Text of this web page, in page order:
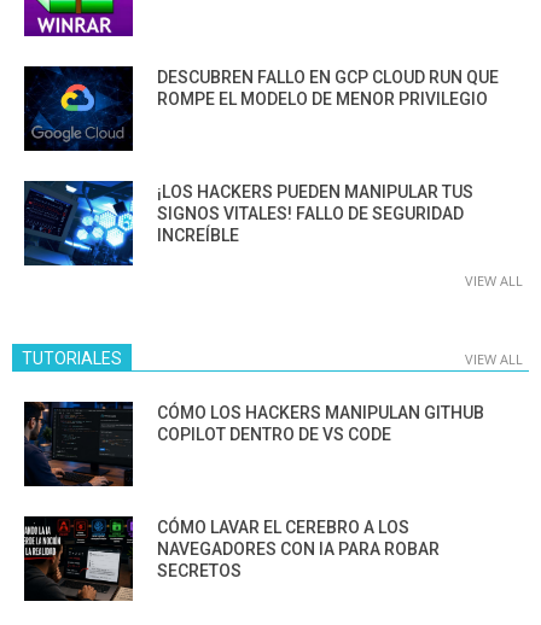
DESCUBREN FALLO EN GCP CLOUD RUN QUE
ROMPE EL MODELO DE MENOR PRIVILEGIO
¡LOS HACKERS PUEDEN MANIPULAR TUS
SIGNOS VITALES! FALLO DE SEGURIDAD
INCREÍBLE
VIEW ALL
TUTORIALES VIEW ALL
CÓMO LOS HACKERS MANIPULAN GITHUB
COPILOT DENTRO DE VS CODE
CÓMO LAVAR EL CEREBRO A LOS
NAVEGADORES CON IA PARA ROBAR
SECRETOS